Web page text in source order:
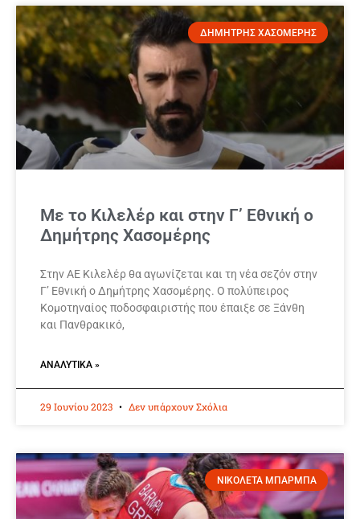
ΔΗΜΗΤΡΗΣ ΧΑΣΟΜΕΡΗΣ
Με το Κιλελέρ και στην Γ’ Εθνική ο
Δημήτρης Χασομέρης
Στην ΑΕ Κιλελέρ θα αγωνίζεται και τη νέα σεζόν στην
Γ’ Εθνική ο Δημήτρης Χασομέρης. Ο πολύπειρος
Κομοτηναίος ποδοσφαιριστής που έπαιξε σε Ξάνθη
και Πανθρακικό,
ΑΝΑΛΥΤΙΚΆ »
29 Ιουνίου 2023 Δεν υπάρχουν Σχόλια
ΝΙΚΟΛΕΤΑ ΜΠΑΡΜΠΑ